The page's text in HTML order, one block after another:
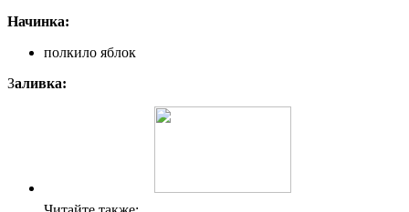
Начинка:
полкило яблок
Заливка: